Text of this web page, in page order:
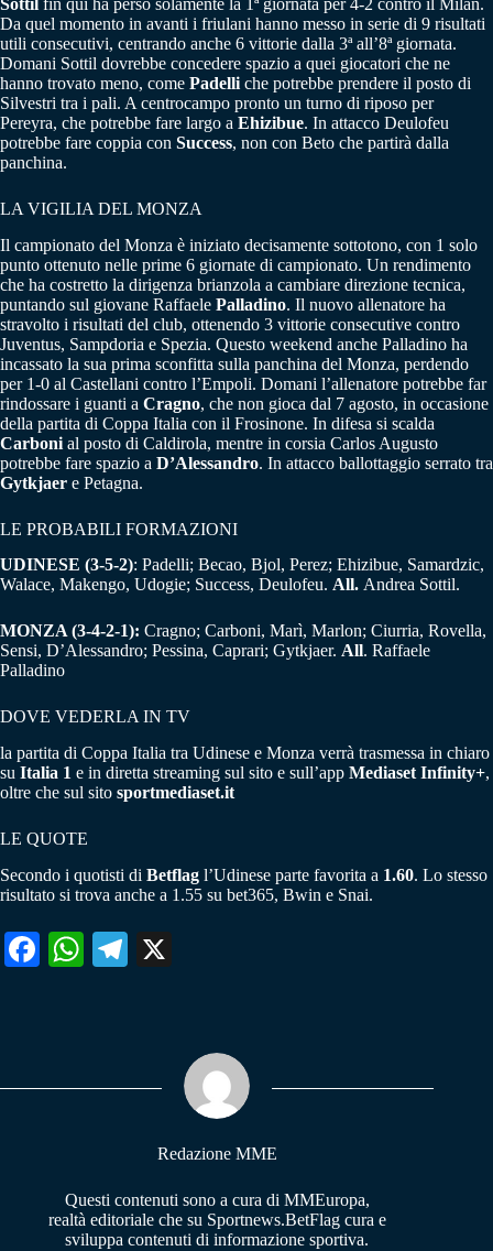
Da quel momento in avanti i friulani hanno messo in serie di 9 risultati
utili consecutivi, centrando anche 6 vittorie dalla 3ª all’8ª giornata.
Domani Sottil dovrebbe concedere spazio a quei giocatori che ne
hanno trovato meno, come Padelli che potrebbe prendere il posto di
Silvestri tra i pali. A centrocampo pronto un turno di riposo per
Pereyra, che potrebbe fare largo a Ehizibue. In attacco Deulofeu
potrebbe fare coppia con Success, non con Beto che partirà dalla
panchina.
LA VIGILIA DEL MONZA
Il campionato del Monza è iniziato decisamente sottotono, con 1 solo
punto ottenuto nelle prime 6 giornate di campionato. Un rendimento
che ha costretto la dirigenza brianzola a cambiare direzione tecnica,
puntando sul giovane Raffaele Palladino. Il nuovo allenatore ha
stravolto i risultati del club, ottenendo 3 vittorie consecutive contro
Juventus, Sampdoria e Spezia. Questo weekend anche Palladino ha
incassato la sua prima sconfitta sulla panchina del Monza, perdendo
per 1-0 al Castellani contro l’Empoli. Domani l’allenatore potrebbe far
rindossare i guanti a Cragno, che non gioca dal 7 agosto, in occasione
della partita di Coppa Italia con il Frosinone. In difesa si scalda
Carboni al posto di Caldirola, mentre in corsia Carlos Augusto
potrebbe fare spazio a D’Alessandro. In attacco ballottaggio serrato tra
Gytkjaer e Petagna.
LE PROBABILI FORMAZIONI
UDINESE (3-5-2): Padelli; Becao, Bjol, Perez; Ehizibue, Samardzic,
Walace, Makengo, Udogie; Success, Deulofeu. All. Andrea Sottil.
MONZA(3-4-2-1): Cragno; Carboni, Marì, Marlon; Ciurria, Rovella,
Sensi, D’Alessandro; Pessina, Caprari; Gytkjaer. All. Raffaele
Palladino
DOVE VEDERLA IN TV
la partita di Coppa Italia tra Udinese e Monza verrà trasmessa in chiaro
su Italia 1 e in diretta streaming sul sito e sull’app Mediaset Infinity+,
oltre che sul sito sportmediaset.it
LE QUOTE
Secondo i quotisti di Betflag l’Udinese parte favorita a 1.60. Lo stesso
risultato si trova anche a 1.55 su bet365, Bwin e Snai.
Fa W
pp
Te
m
Redazione MME
Questi contenuti sono a cura di MMEuropa,
realtà editoriale che su Sportnews.BetFlag cura e
sviluppa contenuti di informazione sportiva.